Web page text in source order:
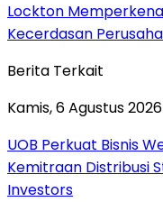
Lockton
Kecerdasan
Berita Terkait
Kamis, 6 Agustus
UOB Perkuat Bisnis
Kemitraan Distribusi
Investors